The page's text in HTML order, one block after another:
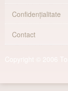
Confidențialitate
Contact